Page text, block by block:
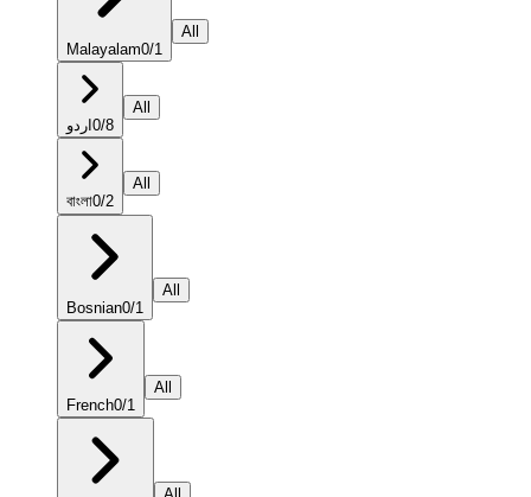
Malayalam0/1
All
اردو 0/8
All
বাংলা0/2
All
Bosnian0/1
All
French0/1
All